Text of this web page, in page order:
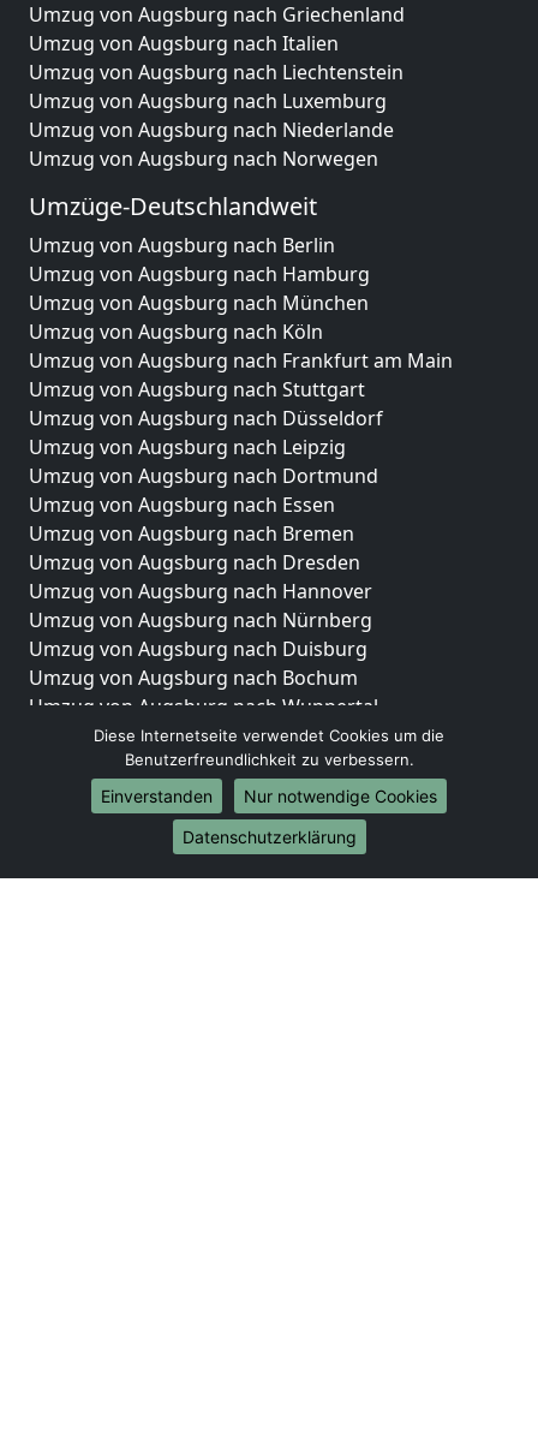
Umzug von Augsburg nach Griechenland
Umzug von Augsburg nach Italien
Umzug von Augsburg nach Liechtenstein
Umzug von Augsburg nach Luxemburg
Umzug von Augsburg nach Niederlande
Umzug von Augsburg nach Norwegen
Umzüge-Deutschlandweit
Umzug von Augsburg nach Berlin
Umzug von Augsburg nach Hamburg
Umzug von Augsburg nach München
Umzug von Augsburg nach Köln
Umzug von Augsburg nach Frankfurt am Main
Umzug von Augsburg nach Stuttgart
Umzug von Augsburg nach Düsseldorf
Umzug von Augsburg nach Leipzig
Umzug von Augsburg nach Dortmund
Umzug von Augsburg nach Essen
Umzug von Augsburg nach Bremen
Umzug von Augsburg nach Dresden
Umzug von Augsburg nach Hannover
Umzug von Augsburg nach Nürnberg
Umzug von Augsburg nach Duisburg
Umzug von Augsburg nach Bochum
Umzug von Augsburg nach Wuppertal
Umzug von Augsburg nach Bielefeld
Umzug von Augsburg nach Bonn
Umzug von Augsburg nach Münster
Internationale-Umzüge
Umzug von Augsburg nach Brasilien
Diese Internetseite verwendet Cookies um die
Benutzerfreundlichkeit zu verbessern.
Einverstanden
Nur notwendige Cookies
Datenschutzerklärung